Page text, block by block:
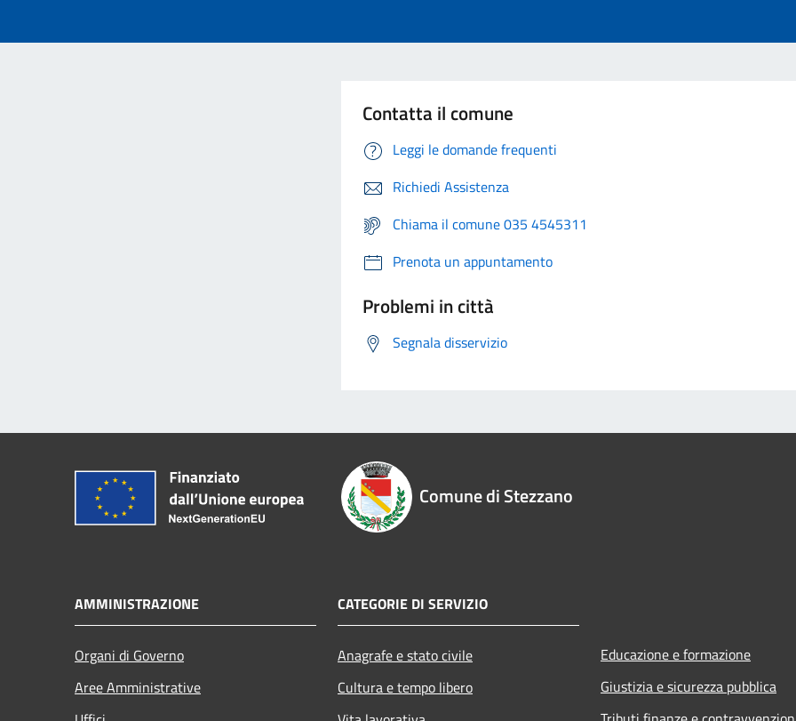
Contatta il comune
Leggi le domande frequenti
Richiedi Assistenza
Chiama il comune 035 4545311
Prenota un appuntamento
Problemi in città
Segnala disservizio
Comune di Stezzano
AMMINISTRAZIONE
Organi di Governo
Aree Amministrative
CATEGORIE DI SERVIZIO
Anagrafe e stato civile
Cultura e tempo libero
Educazione e formazione
Giustizia e sicurezza pubblica